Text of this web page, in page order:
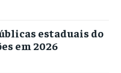
estaduais do
em 2026